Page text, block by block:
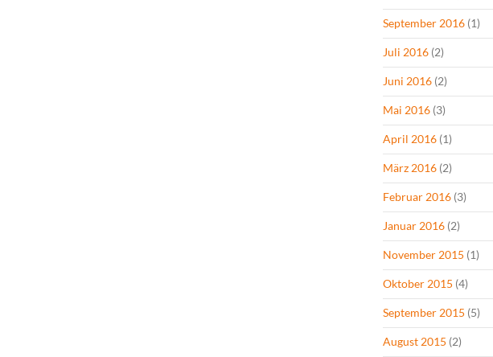
September 2016 (1)
Juli 2016 (2)
Juni 2016 (2)
Mai 2016 (3)
April 2016 (1)
März 2016 (2)
Februar 2016 (3)
Januar 2016 (2)
November 2015 (1)
Oktober 2015 (4)
September 2015 (5)
August 2015 (2)